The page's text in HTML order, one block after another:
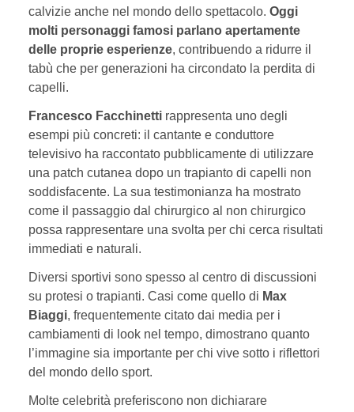
calvizie anche nel mondo dello spettacolo. Oggi
molti personaggi famosi parlano apertamente
delle proprie esperienze, contribuendo a ridurre il
tabù che per generazioni ha circondato la perdita di
capelli.
Francesco Facchinetti rappresenta uno degli
esempi più concreti: il cantante e conduttore
televisivo ha raccontato pubblicamente di utilizzare
una patch cutanea dopo un trapianto di capelli non
soddisfacente. La sua testimonianza ha mostrato
come il passaggio dal chirurgico al non chirurgico
possa rappresentare una svolta per chi cerca risultati
immediati e naturali.
Diversi sportivi sono spesso al centro di discussioni
su protesi o trapianti. Casi come quello di Max
Biaggi, frequentemente citato dai media per i
cambiamenti di look nel tempo, dimostrano quanto
l’immagine sia importante per chi vive sotto i riflettori
del mondo dello sport.
Molte celebrità preferiscono non dichiarare